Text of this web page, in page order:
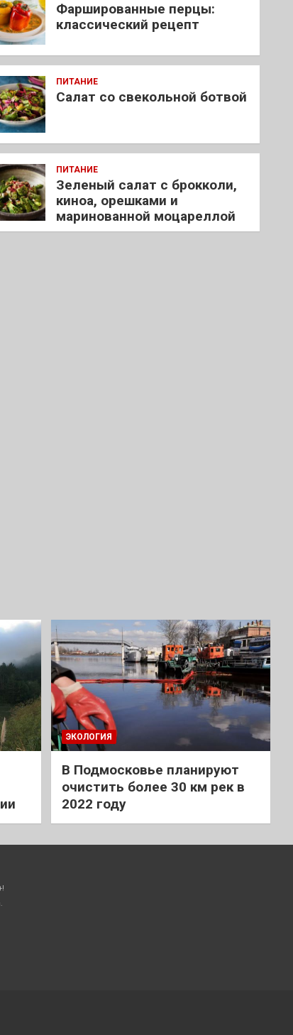
Фаршированные перцы:
классический рецепт
ПИТАНИЕ
Салат со свекольной ботвой
ПИТАНИЕ
Зеленый салат с брокколи,
киноа, орешками и
маринованной моцареллой
ЭКОЛОГИЯ
В Подмосковье планируют
очистить более 30 км рек в
2022 году